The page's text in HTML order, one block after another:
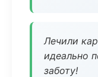
Лечили
идеально
заботу!